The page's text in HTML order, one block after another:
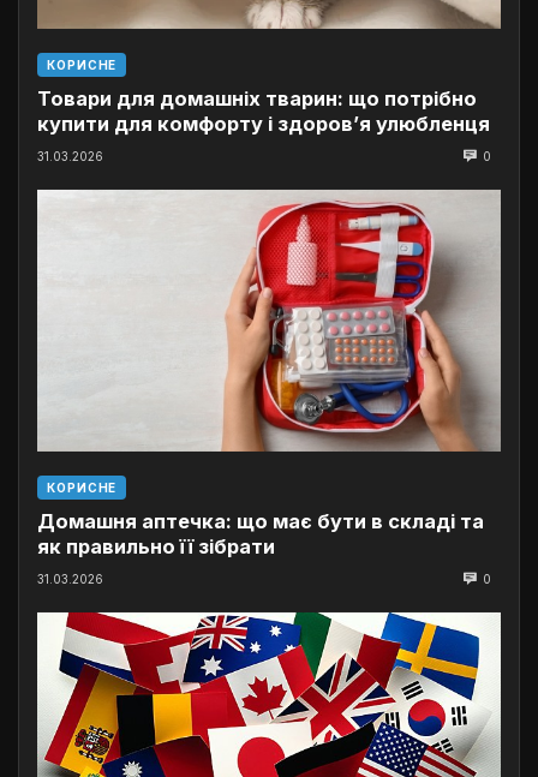
КОРИСНЕ
Товари для домашніх тварин: що потрібно
купити для комфорту і здоров’я улюбленця
31.03.2026 0
КОРИСНЕ
Домашня аптечка: що має бути в складі та
як правильно її зібрати
31.03.2026 0